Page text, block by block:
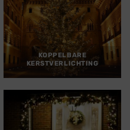
KOPPELBARE
KERSTVERLICHTING